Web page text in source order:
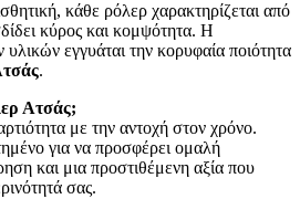
κάθε ρόλερ χαρακτηρίζεται από
κύρος και κομψότητα. Η
εγγυάται την κορυφαία ποιότητα
.
Ατσάς;
με την αντοχή στον χρόνο.
για να προσφέρει ομαλή
και μια προστιθέμενη αξία που
σας.